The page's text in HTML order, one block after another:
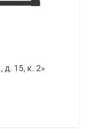
15, к. 2»